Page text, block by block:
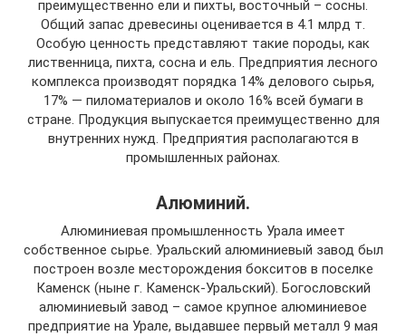
преимущественно ели и пихты, восточный – сосны.
Общий запас древесины оценивается в 4.1 млрд т.
Особую ценность представляют такие породы, как
лиственница, пихта, сосна и ель. Предприятия лесного
комплекса производят порядка 14% делового сырья,
17% — пиломатериалов и около 16% всей бумаги в
стране. Продукция выпускается преимущественно для
внутренних нужд. Предприятия располагаются в
промышленных районах.
Алюминий.
Алюминиевая промышленность Урала имеет
собственное сырье. Уральский алюминиевый завод был
построен возле месторождения бокситов в поселке
Каменск (ныне г. Каменск-Уральский). Богословский
алюминиевый завод – самое крупное алюминиевое
предприятие на Урале, выдавшее первый металл 9 мая